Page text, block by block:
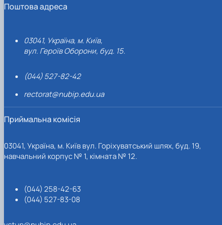
Поштова адреса
03041, Україна, м. Київ,
вул. Героїв Оборони, буд. 15.
(044) 527-82-42
rectorat@nubip.edu.ua
Приймальна комісія
03041, Україна, м. Київ вул. Горіхуватський шлях, буд. 19,
навчальний корпус № 1, кімната № 12.
(044) 258-42-63
(044) 527-83-08